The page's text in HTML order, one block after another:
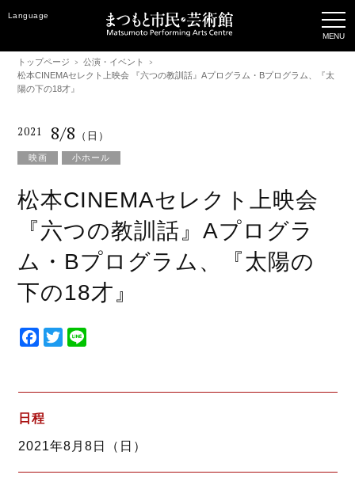
Language
トップページ
公演・イベント
松本CINEMAセレクト上映会 『六つの教訓話』Aプログラム・Bプログラム、『太
陽の下の18才』
2021 8/8 （日）
映画 小ホール
松本CINEMAセレクト上映会
『六つの教訓話』Aプログラ
ム・Bプログラム、『太陽の
下の18才』
F
e
b
o
k
T
t
r
e
日程
2021年8月8日（日）